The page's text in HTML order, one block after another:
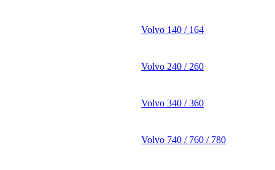
Volvo 140 / 164
Volvo 240 / 260
Volvo 340 / 360
Volvo 740 / 760 / 780